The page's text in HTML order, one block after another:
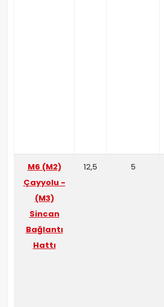
M6 (M2)
Çayyolu -
(M3)
Sincan
Bağlantı
Hattı
12,5 5